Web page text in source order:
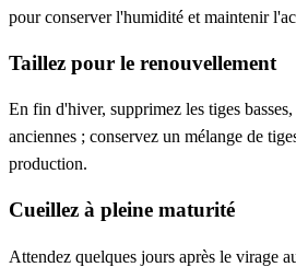
pour conserver l'humidité et maintenir
Taillez pour le renouvellement
En fin d'hiver, supprimez les tiges
anciennes ; conservez un mélange de
production.
Cueillez à pleine maturité
Attendez quelques jours après le virage